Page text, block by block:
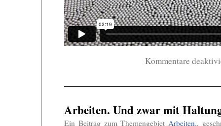
Kommentare
Arbeiten. Und zwar mit
Ein Beitrag zum ThemengebietArbeiten.,